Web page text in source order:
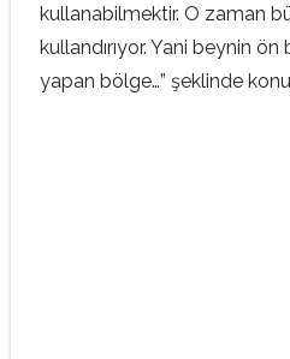
kullanabilmektir. O zaman
kullandırıyor. Yani beynin ön
yapan bölge…” şeklinde